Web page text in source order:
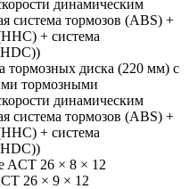
динамическим
система тормозов (ABS) +
+ система
тормозных диска (220 мм) с
тормозными
динамическим
система тормозов (ABS) +
+ система
ACT 26 × 8 × 12
26 × 9 × 12